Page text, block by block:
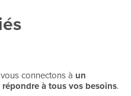
connectons à un
répondre à tous vos besoins.